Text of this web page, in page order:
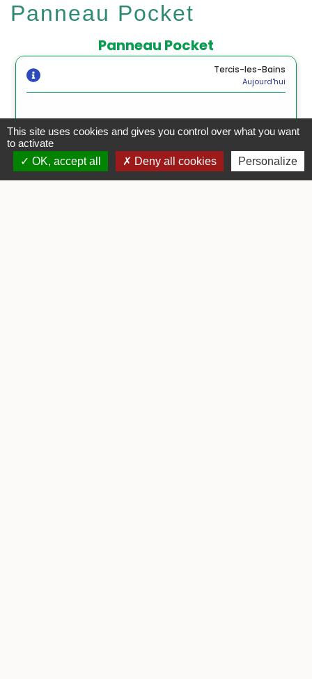
Panneau Pocket
This site uses cookies and gives you control over what you want
to activate
OK, accept all
Deny all cookies Personalize